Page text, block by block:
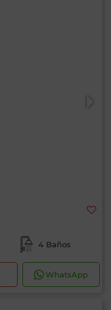
4 Baños
WhatsApp